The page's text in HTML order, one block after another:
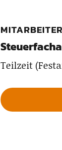
Teilzeit